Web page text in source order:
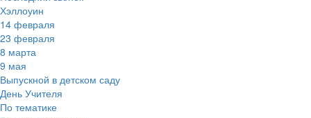
Хэллоуин
14 февраля
23 февраля
8 марта
9 мая
Выпускной в детском саду
День Учителя
По тематике